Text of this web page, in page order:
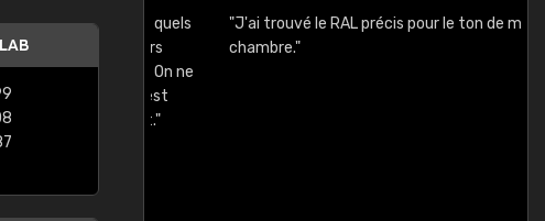
clairement quels
y a plusieurs
etc. On ne
livraison s'est
convient."
"J'ai trouvé le RAL précis pour le ton de ma
chambre."